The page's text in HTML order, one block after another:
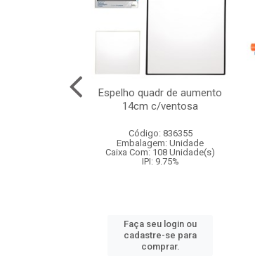
Espelho quadr de aumento
14cm c/ventosa
Código: 836355
Embalagem: Unidade
Caixa Com: 108 Unidade(s)
IPI: 9.75%
Faça seu login ou
cadastre-se para
comprar.